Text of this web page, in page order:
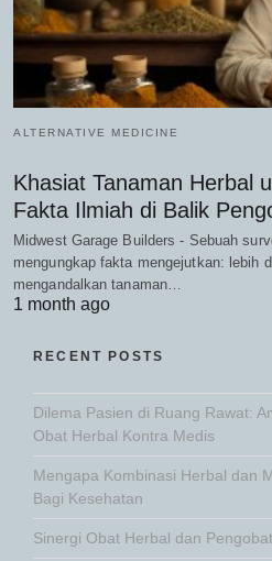
ALTERNATIVE MEDICINE
Khasiat Tanaman Herbal
Fakta Ilmiah di Balik
Midwest Garage Builders - Sebuah
mengungkap fakta mengejutkan: lebih
mengandalkan tanaman…
1 month ago
RECENT POSTS
Dilema Pasien di Ruang Rawat:
Obat Herbal Kontra Medis
Mengapa Kombinasi Herbal dan
Bagi Kesehatan
Sinergi Obat Herbal dan